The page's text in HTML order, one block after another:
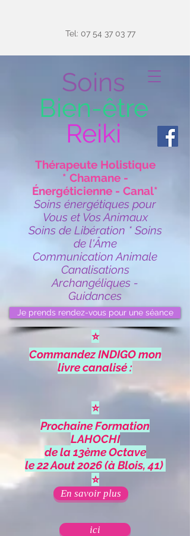
Soins
Bien-être
Reiki
Thérapeute Holistique
* Chamane -
Énergéticienne - Canal*
Soins énergétiques pour
Vous et Vos Animaux
Soins de Libération * Soins
de l'Âme
Communication Animale
Canalisations
Archangéliques -
Guidances
⭐
Commandez INDIGO mon
livre canalisé :
⭐
Prochaine Formation
LAHOCHI
de la 13ème Octave
le 22 Aout 2026 (à Blois, 41)
⭐
Tel: 07 54 37 03 77
Je prends rendez-vous pour une séance
En savoir plus
ici